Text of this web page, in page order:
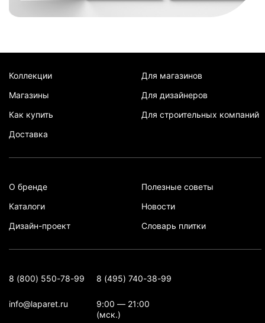
Коллекции
Магазины
Как купить
Доставка
Для магазинов
Для дизайнеров
Для строительных компаний
О бренде
Каталоги
Дизайн-проект
Полезные советы
Новости
Словарь плитки
8 (800) 550-78-99 8 (495) 740-38-99
info@laparet.ru
9:00 — 21:00
(мск.)